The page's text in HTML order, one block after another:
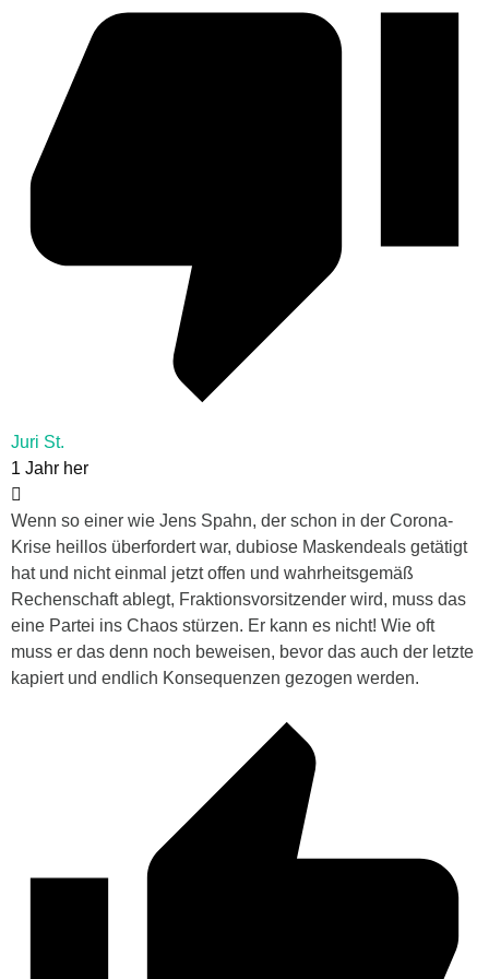
Juri St.
1 Jahr her
Wenn so einer wie Jens Spahn, der schon in der Corona-
Krise heillos überfordert war, dubiose Maskendeals getätigt
hat und nicht einmal jetzt offen und wahrheitsgemäß
Rechenschaft ablegt, Fraktionsvorsitzender wird, muss das
eine Partei ins Chaos stürzen. Er kann es nicht! Wie oft
muss er das denn noch beweisen, bevor das auch der letzte
kapiert und endlich Konsequenzen gezogen werden.